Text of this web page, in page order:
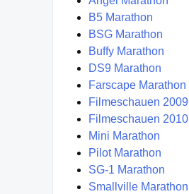
B5 Marathon
BSG Marathon
Buffy Marathon
DS9 Marathon
Farscape Marathon
Filmeschauen 2009
Filmeschauen 2010
Mini Marathon
Pilot Marathon
SG-1 Marathon
Smallville Marathon